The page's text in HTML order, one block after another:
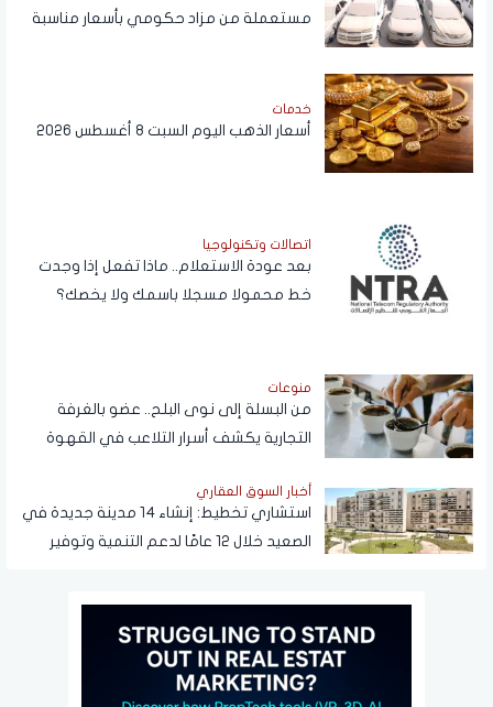
مستعملة من مزاد حكومي بأسعار مناسبة
خدمات
أسعار الذهب اليوم السبت 8 أغسطس 2026
اتصالات وتكنولوجيا
بعد عودة الاستعلام.. ماذا تفعل إذا وجدت
خط محمولا مسجلا باسمك ولا يخصك؟
منوعات
من البسلة إلى نوى البلح.. عضو بالغرفة
التجارية يكشف أسرار التلاعب في القهوة
أخبار السوق العقاري
استشاري تخطيط: إنشاء 14 مدينة جديدة في
الصعيد خلال 12 عامًا لدعم التنمية وتوفير